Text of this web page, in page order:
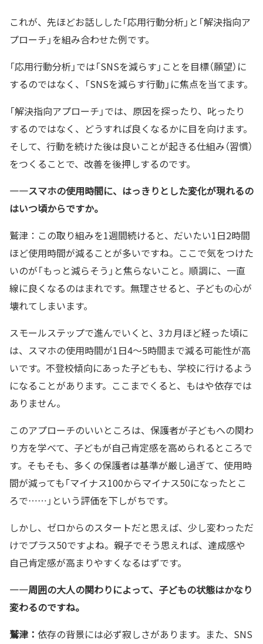
これが、先ほどお話しした「応用行動分析」と「解決指向ア
プローチ」を組み合わせた例です。
「応用行動分析」では「SNSを減らす」ことを目標（願望）に
するのではなく、「SNSを減らす行動」に焦点を当てます。
「解決指向アプローチ」では、原因を探ったり、叱ったり
するのではなく、どうすれば良くなるかに目を向けます。
そして、行動を続けた後は良いことが起きる仕組み（習慣）
をつくることで、改善を後押しするのです。
—―スマホの使用時間に、はっきりとした変化が現れるの
はいつ頃からですか。
鷲津：この取り組みを1週間続けると、だいたい1日2時間
ほど使用時間が減ることが多いですね。ここで気をつけた
いのが「もっと減らそう」と焦らないこと。順調に、一直
線に良くなるのはまれです。無理させると、子どもの心が
壊れてしまいます。
スモールステップで進んでいくと、3カ月ほど経った頃に
は、スマホの使用時間が1日4～5時間まで減る可能性が高
いです。不登校傾向にあった子どもも、学校に行けるよう
になることがあります。ここまでくると、もはや依存では
ありません。
このアプローチのいいところは、保護者が子どもへの関わ
り方を学べて、子どもが自己肯定感を高められるところで
す。そもそも、多くの保護者は基準が厳し過ぎて、使用時
間が減っても「マイナス100からマイナス50になったとこ
ろで……」という評価を下しがちです。
しかし、ゼロからのスタートだと思えば、少し変わっただ
けでプラス50ですよね。親子でそう思えれば、達成感や
自己肯定感が高まりやすくなるはずです。
—―周囲の大人の関わりによって、子どもの状態はかなり
変わるのですね。
鷲津： 依存の背景には必ず寂しさがあります。また、SNS